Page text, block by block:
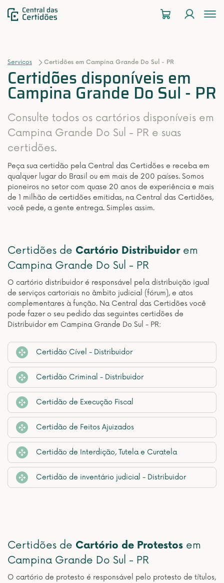
Serviços Certidões em Campina Grande Do Sul - PR
Certidões disponíveis em
Campina Grande Do Sul - PR
Consulte todos os cartórios disponíveis em
Campina Grande Do Sul - PR e suas
certidões.
Peça sua certidão pela Central das Certidões e receba em
qualquer lugar do Brasil ou em mais de 200 países. Somos
pioneiros no setor com quase 20 anos de experiência e mais
de 1 milhão de certidões emitidas, na Central das Certidões,
você pede, a gente entrega. Simples assim.
Certidões de Cartório Distribuidorem
Campina Grande Do Sul - PR
O cartório distribuidor é responsável pela distribuição igual
de serviços cartoriais no âmbito judicial (fórum), e atos
complementares à função. Na Central das Certidões você
pode fazer o seu pedido das seguintes certidões de
Distribuidor em Campina Grande Do Sul - PR:
Certidão Cível - Distribuidor
Certidão Criminal - Distribuidor
Certidão de Execução Fiscal
Certidão de Feitos Ajuizados
Certidão de Interdição, Tutela e Curatela
Certidão de inventário judicial - Distribuidor
Certidões de Cartório de Protestos em
Campina Grande Do Sul - PR
O cartório de protesto é responsável pelo protesto de títulos,